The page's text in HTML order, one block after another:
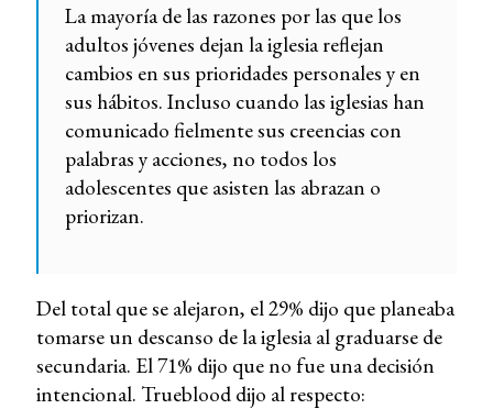
La mayoría de las razones por las que los
adultos jóvenes dejan la iglesia reflejan
cambios en sus prioridades personales y en
sus hábitos. Incluso cuando las iglesias han
comunicado fielmente sus creencias con
palabras y acciones, no todos los
adolescentes que asisten las abrazan o
priorizan.
Del total que se alejaron, el 29% dijo que planeaba
tomarse un descanso de la iglesia al graduarse de
secundaria. El 71% dijo que no fue una decisión
intencional. Trueblood dijo al respecto: